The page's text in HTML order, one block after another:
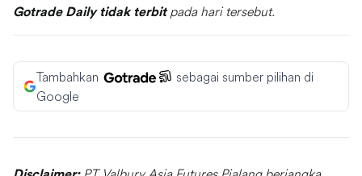
Gotrade Daily tidak terbitpada hari tersebut.
Tambahkan
sebagai sumber pilihan di
Google